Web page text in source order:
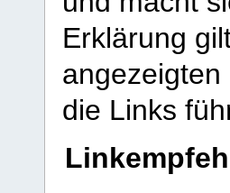
Erklärung
die Links